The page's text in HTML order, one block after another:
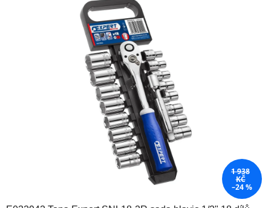
1 938
KČ
–24 %